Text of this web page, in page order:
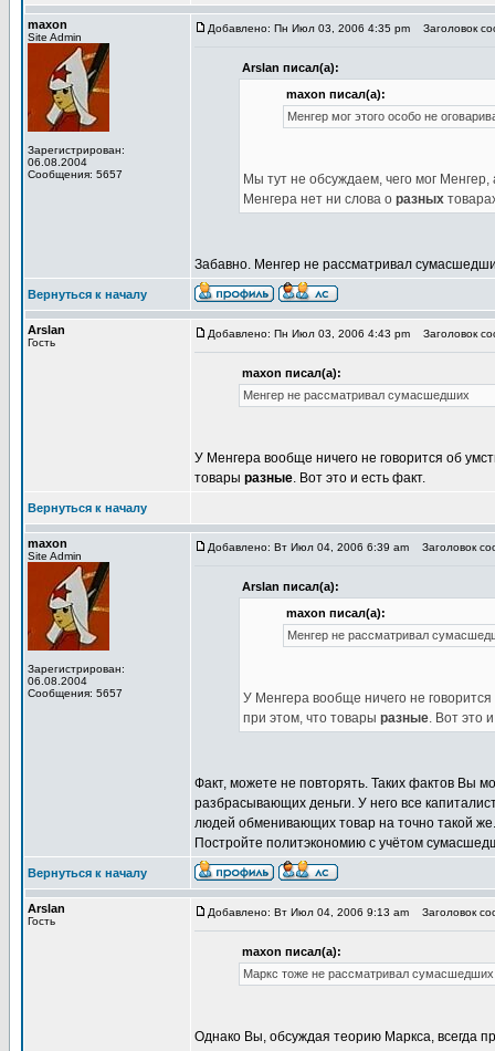
maxon
Site Admin
Зарегистрирован:
06.08.2004
Сообщения: 5657
Добавлено: Пн Июл 03, 2006 4:35 pm Заголовок
Arslan писал(а):
maxon писал(а):
Менгер мог этого особо не
Мы тут не обсуждаем, чего мог
Менгера нет ни слова о разных
Забавно. Менгер не рассматривал
Вернуться к началу
Arslan
Гость
Добавлено: Пн Июл 03, 2006 4:43 pm Заголовок
maxon писал(а):
Менгер не рассматривал сумасшедших
У Менгера вообще ничего не говорится об
товары разные. Вот это и есть факт.
Вернуться к началу
maxon
Site Admin
Зарегистрирован:
06.08.2004
Сообщения: 5657
Добавлено: Вт Июл 04, 2006 6:39 am Заголовок
Arslan писал(а):
maxon писал(а):
Менгер не рассматривал
У Менгера вообще ничего не
при этом, что товары разные. Вот это
Факт, можете не повторять. Таких фактов Вы
разбрасывающих деньги. У него все
людей обменивающих товар на точно такой
Постройте политэкономию с учётом
Вернуться к началу
Arslan
Гость
Добавлено: Вт Июл 04, 2006 9:13 am Заголовок
maxon писал(а):
Маркс тоже не рассматривал
Однако Вы, обсуждая теорию Маркса, всегда